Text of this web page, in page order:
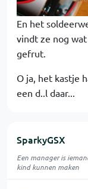
En het
vindt ze nog
gefrut.
O ja, het kastje
een d..l daar...
SparkyGSX
Een manager is
kind kunnen maken